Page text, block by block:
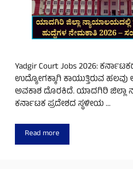
Yadgir Court Jobs 2026:
ಉದ್ಯೋಗಕ್ಕಾಗಿ ಕಾಯುತ್ತಿರುವ
ಅವಕಾಶ ದೊರಕಿದೆ. ಯಾದಗಿರಿ ಜಿಲ್ಲಾ
ಕರ್ನಾಟಕ ಪ್ರದೇಶದ ಸ್ಥಳೀಯ …
Read more